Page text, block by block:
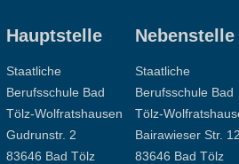
Hauptstelle
Staatliche
Berufsschule Bad
Tölz-Wolfratshausen
Gudrunstr. 2
83646 Bad Tölz
Nebenstelle
Staatliche
Berufsschule Bad
Tölz-
Bairawieser Str.
83646 Bad Tölz